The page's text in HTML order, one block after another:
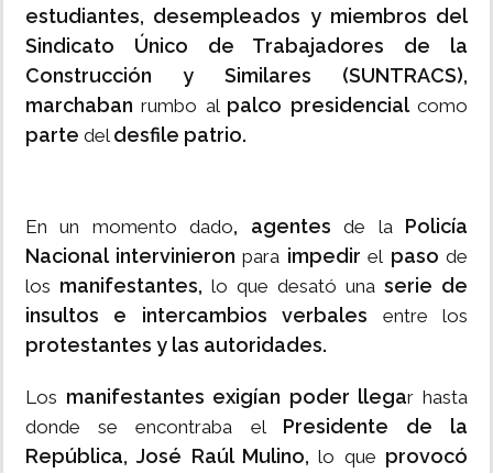
estudiantes, desempleados y miembros del
Sindicato Único de Trabajadores de la
Construcción y Similares (SUNTRACS),
marchabanrumbo al palco presidencialcomo
parte del desfile patrio.
En un momento dado, agentes de la Policía
Nacional intervinieron para impedir el paso de
los manifestantes, lo que desató una serie de
insultos e intercambios verbales entre los
protestantes y las autoridades.
Los manifestantes exigían poder llegar hasta
donde se encontraba el Presidente de la
República, José Raúl Mulino, lo que provocó